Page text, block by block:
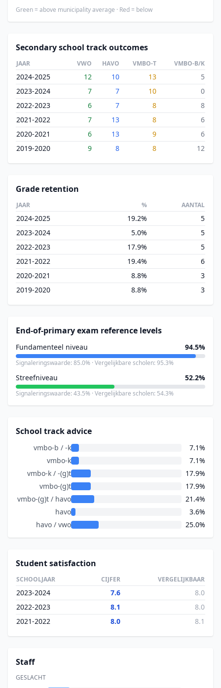
Green = above municipality average · Red = below
Secondary school track outcomes
JAAR VWO HAVO VMBO-T VMBO-B/K
2024-2025 12 10 13
5
2023-2024
7 7 10
0
2022-2023
6 7 8
8
2021-2022
7 13 8
6
2020-2021
6 13 9
6
2019-2020
9 8 8 12
Grade retention
JAAR % AANTAL
2024-2025 19.2%
5
2023-2024
5.0%
5
2022-2023
17.9%
5
2021-2022
19.4%
6
2020-2021
8.8%
3
2019-2020
8.8% 3
End-of-primary exam reference levels
Fundamenteel niveau 94.5%
Signaleringswaarde: 85.0% · Vergelijkbare scholen: 95.3%
Streefniveau 52.2%
Signaleringswaarde: 43.5% · Vergelijkbare scholen: 54.3%
School track advice
vmbo-b / -k
7.1%
vmbo-k
7.1%
vmbo-k / -(g)t
17.9%
vmbo-(g)t
17.9%
vmbo-(g)t / havo
21.4%
havo
3.6%
havo / vwo
25.0%
Student satisfaction
SCHOOLJAAR CIJFER VERGELIJKBAAR
2023-2024 7.6
8.0
2022-2023
8.1
8.0
2021-2022
8.0 8.1
Staff
GESLACHT